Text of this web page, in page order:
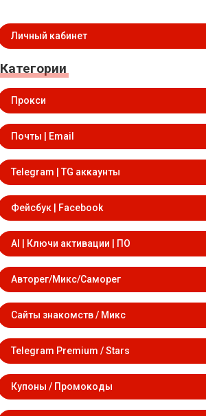
Личный кабинет
Категории
Прокси
Почты | Email
Telegram | TG аккаунты
Фейсбук | Facebook
AI | Ключи активации | ПО
Авторег/Микс/Саморег
Сайты знакомств / Микс
Telegram Premium / Stars
Купоны / Промокоды